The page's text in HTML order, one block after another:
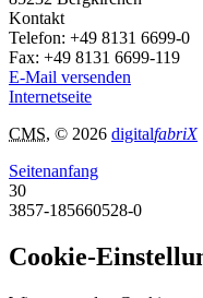
Kontakt
Telefon: +49 8131 6699-0
Fax: +49 8131 6699-119
E-Mail versenden
Internetseite
CMS, © 2026 digitalfabriX
Seitenanfang
30
3857-185660528-0
Cookie-